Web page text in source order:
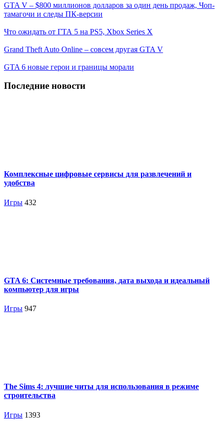
GTA V – $800 миллионов долларов за один день продаж, Чоп-
тамагочи и следы ПК-версии
Что ожидать от ГТА 5 на PS5, Xbox Series X
Grand Theft Auto Online – совсем другая GTA V
GTA 6 новые герои и границы морали
Последние новости
Комплексные цифровые сервисы для развлечений и
удобства
Игры 432
GTA 6: Системные требования, дата выхода и идеальный
компьютер для игры
Игры 947
The Sims 4: лучшие читы для использования в режиме
строительства
Игры 1393